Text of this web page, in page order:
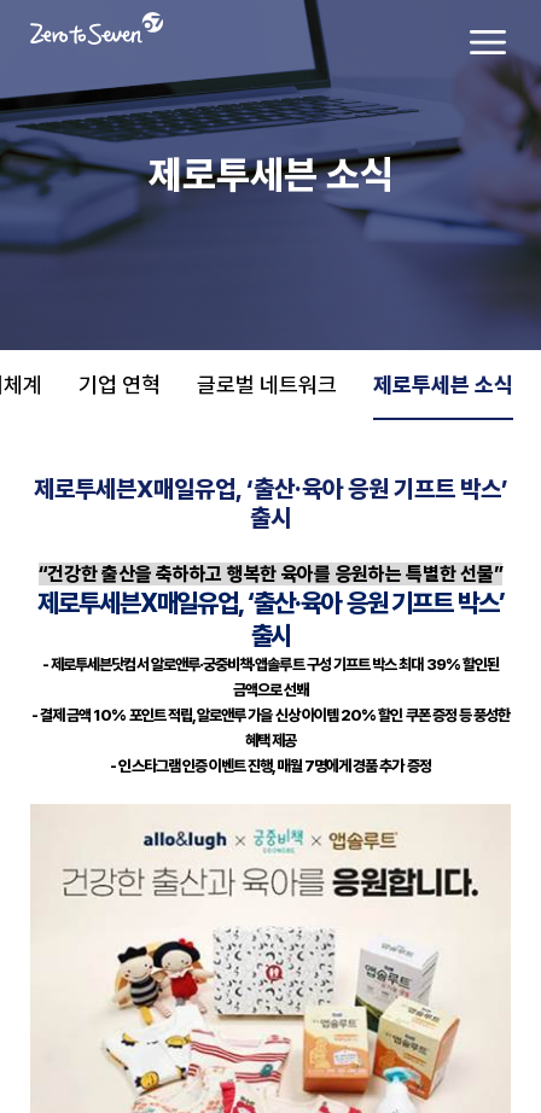
제로투세븐 소식
계 기업 연혁 글로벌 네트워크 제로투세븐 소식
제로투세븐X매일유업, ‘출산·육아 응원 기프트 박스’
출시
“건강한 출산을 축하하고 행복한 육아를 응원하는 특별한 선물”
제로투세븐X매일유업,‘출산·육아 응원 기프트 박스’
출시
-제로투세븐닷컴서 알로앤루·궁중비책·앱솔루트 구성 기프트 박스 최대 39%할인된
금액으로 선봬
-결제 금액 10% 포인트 적립,알로앤루 가을 신상 아이템20%할인 쿠폰 증정 등 풍성한
혜택 제공
-인스타그램 인증 이벤트 진행,매월7명에게 경품 추가 증정